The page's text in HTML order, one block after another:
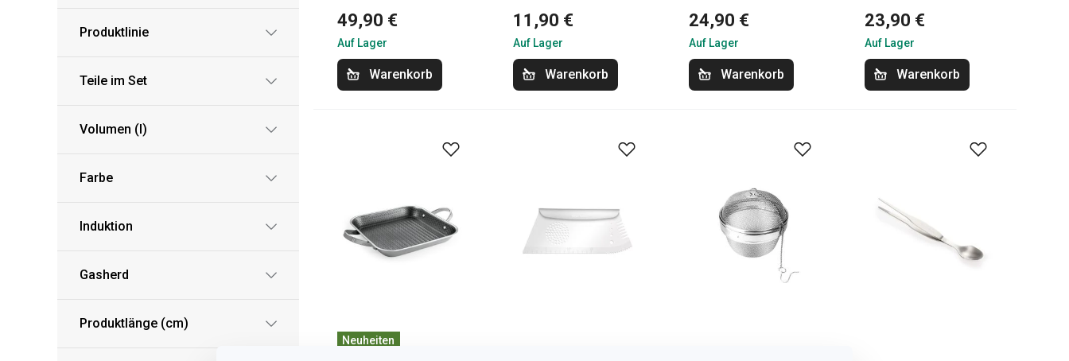
Produktlinie
Teile im Set
Volumen (l)
Farbe
Induktion
Gasherd
Produktlänge (cm)
49,90 €
Auf Lager
Warenkorb
11,90 €
Auf Lager
Warenkorb
24,90 €
Auf Lager
Warenkorb
23,90 €
Auf Lager
Warenkorb
Neuheiten